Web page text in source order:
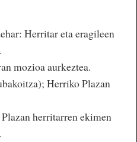
Herritar eta eragileen
mozioa aurkeztea.
Herriko Plazan
herritarren ekimen